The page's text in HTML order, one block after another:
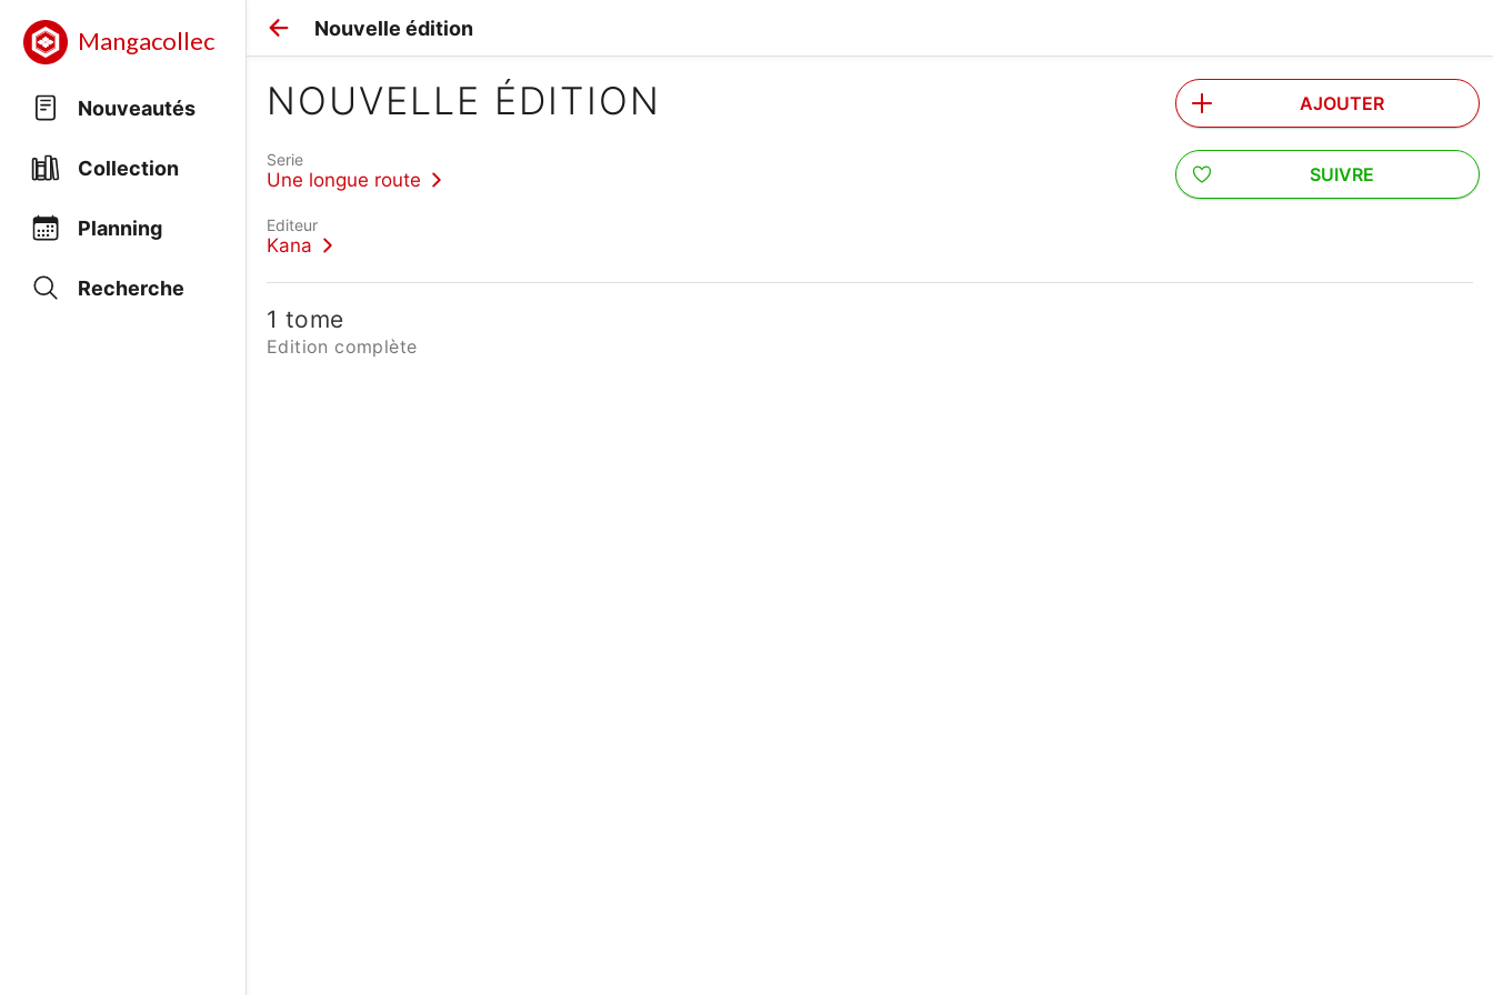
Mangacollec
Nouveautés
Collection
Planning
Recherche
Nouvelle édition
NOUVELLE ÉDITION
Serie
Une longue route
Editeur
Kana
AJOUTER
SUIVRE
1 tome
Edition complète